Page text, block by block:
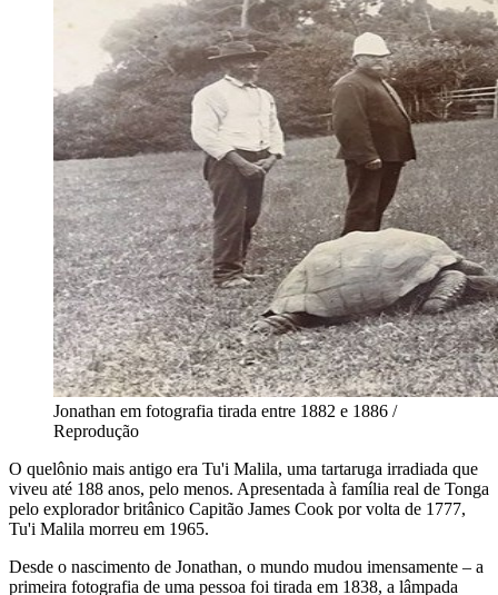
Jonathan em fotografia tirada entre 1882 e 1886 /
Reprodução
O quelônio mais antigo era Tu'i Malila, uma tartaruga irradiada que
viveu até 188 anos, pelo menos. Apresentada à família real de Tonga
pelo explorador britânico Capitão James Cook por volta de 1777,
Tu'i Malila morreu em 1965.
Desde o nascimento de Jonathan, o mundo mudou imensamente – a
primeira fotografia de uma pessoa foi tirada em 1838, a lâmpada